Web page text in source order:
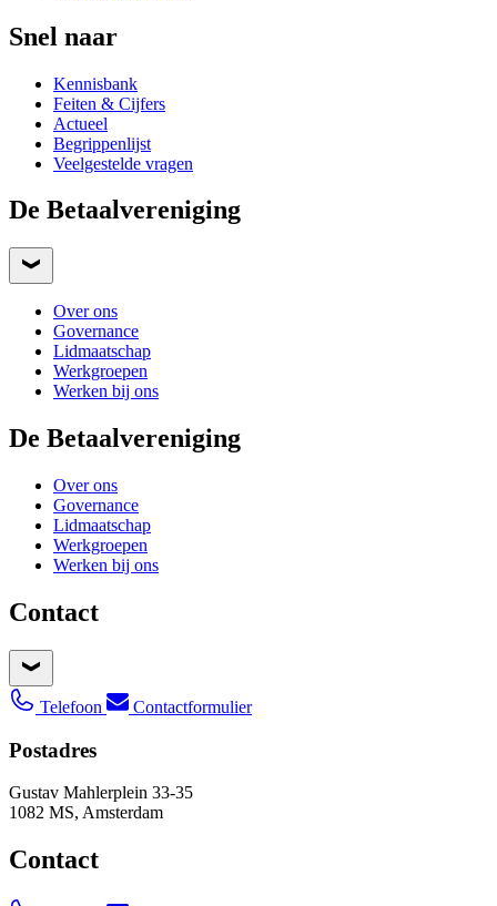
Snel naar
Kennisbank
Feiten & Cijfers
Actueel
Begrippenlijst
Veelgestelde vragen
De Betaalvereniging
Over ons
Governance
Lidmaatschap
Werkgroepen
Werken bij ons
De Betaalvereniging
Over ons
Governance
Lidmaatschap
Werkgroepen
Werken bij ons
Contact
Telefoon Contactformulier
Postadres
Gustav Mahlerplein 33-35
1082 MS, Amsterdam
Contact